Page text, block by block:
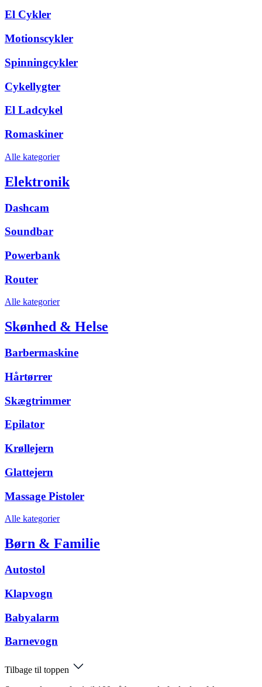
El Cykler
Motionscykler
Spinningcykler
Cykellygter
El Ladcykel
Romaskiner
Alle kategorier
Elektronik
Dashcam
Soundbar
Powerbank
Router
Alle kategorier
Skønhed & Helse
Barbermaskine
Hårtørrer
Skægtrimmer
Epilator
Krøllejern
Glattejern
Massage Pistoler
Alle kategorier
Børn & Familie
Autostol
Klapvogn
Babyalarm
Barnevogn
Tilbage til toppen